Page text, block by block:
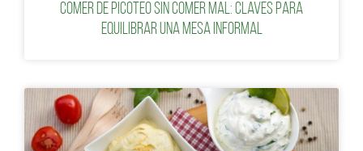
Comer de picoteo sin comer mal: claves para
equilibrar una mesa informal